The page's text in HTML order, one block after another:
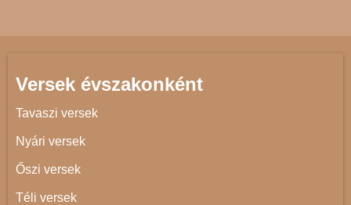
Versek évszakonként
Tavaszi versek
Nyári versek
Őszi versek
Téli versek